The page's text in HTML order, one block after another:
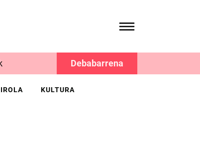
Debabarrena
KULTURA